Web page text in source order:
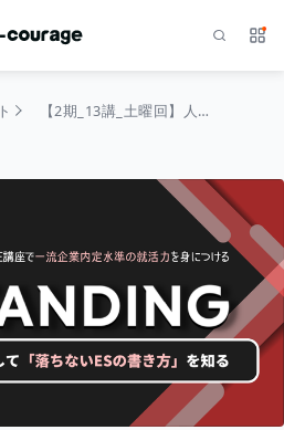
Search
【2期_13講_土曜回】人事の目線を理解して「落ちないESの書き方」を知る｜OUTSTANDING（28卒）